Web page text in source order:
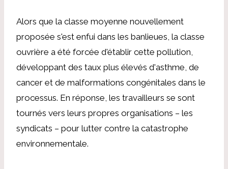
Alors que la classe moyenne nouvellement
proposée s'est enfui dans les banlieues, la classe
ouvrière a été forcée d'établir cette pollution,
développant des taux plus élevés d'asthme, de
cancer et de malformations congénitales dans le
processus. En réponse, les travailleurs se sont
tournés vers leurs propres organisations – les
syndicats – pour lutter contre la catastrophe
environnementale.